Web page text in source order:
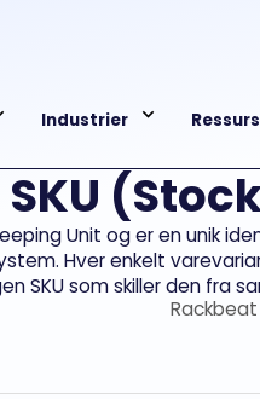
Industrier
SKU
Unit og er en unik
Hver enkelt
SKU som skiller den fra
Rackbeat